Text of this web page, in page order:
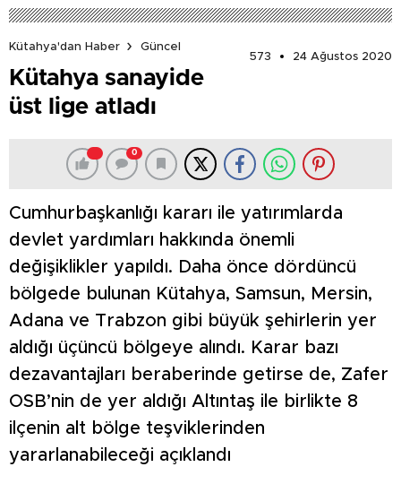
Kütahya'dan Haber
Güncel
573
24 Ağustos 2020
Kütahya sanayide
üst lige atladı
0
Cumhurbaşkanlığı kararı ile yatırımlarda
devlet yardımları hakkında önemli
değişiklikler yapıldı. Daha önce dördüncü
bölgede bulunan Kütahya, Samsun, Mersin,
Adana ve Trabzon gibi büyük şehirlerin yer
aldığı üçüncü bölgeye alındı. Karar bazı
dezavantajları beraberinde getirse de, Zafer
OSB’nin de yer aldığı Altıntaş ile birlikte 8
ilçenin alt bölge teşviklerinden
yararlanabileceği açıklandı